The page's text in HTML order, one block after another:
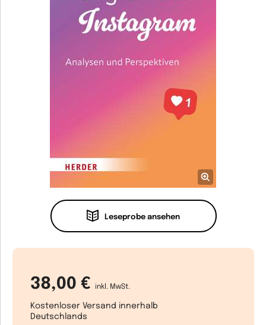
Leseprobe ansehen
38,00 € inkl. MwSt.
Kostenloser Versand innerhalb
Deutschlands